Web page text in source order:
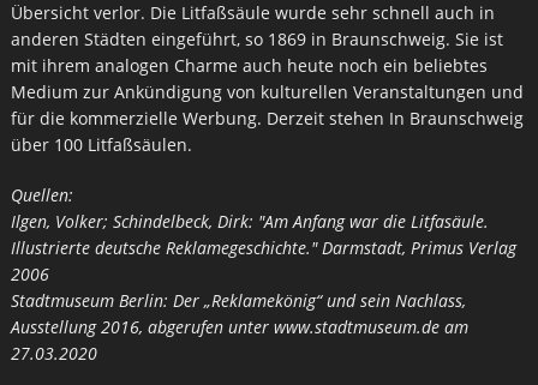
Übersicht verlor. Die Litfaßsäule wurde sehr schnell auch in
anderen Städten eingeführt, so 1869 in Braunschweig. Sie ist
mit ihrem analogen Charme auch heute noch ein beliebtes
Medium zur Ankündigung von kulturellen Veranstaltungen und
für die kommerzielle Werbung. Derzeit stehen In Braunschweig
über 100 Litfaßsäulen.
Quellen:
Ilgen, Volker; Schindelbeck, Dirk: "Am Anfang war die Litfasäule.
Illustrierte deutsche Reklamegeschichte." Darmstadt, Primus Verlag
2006
Stadtmuseum Berlin: Der „Reklamekönig“ und sein Nachlass,
Ausstellung 2016, abgerufen unter www.stadtmuseum.de am
27.03.2020